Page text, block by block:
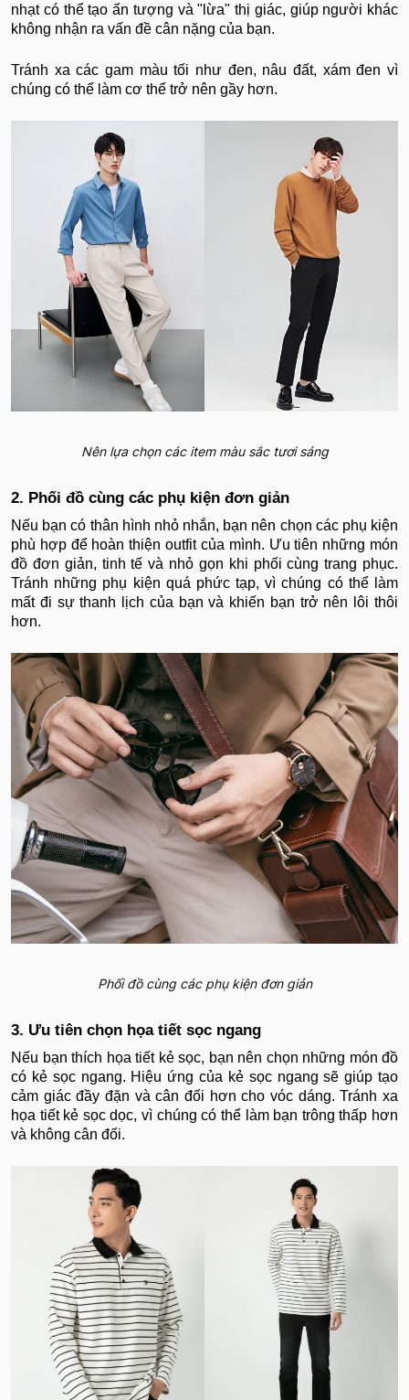
nhạt có thể tạo ấn tượng và "lừa" thị giác, giúp người khác
không nhận ra vấn đề cân nặng của bạn.
Tránh xa các gam màu tối như đen, nâu đất, xám đen vì
chúng có thể làm cơ thể trở nên gầy hơn.
Nên lựa chọn các item màu sắc tươi sáng
2. Phối đồ cùng các phụ kiện đơn giản
Nếu bạn có thân hình nhỏ nhắn, bạn nên chọn các phụ kiện
phù hợp để hoàn thiện outfit của mình. Ưu tiên những món
đồ đơn giản, tinh tế và nhỏ gọn khi phối cùng trang phục.
Tránh những phụ kiện quá phức tạp, vì chúng có thể làm
mất đi sự thanh lịch của bạn và khiến bạn trở nên lôi thôi
hơn.
Phối đồ cùng các phụ kiện đơn giản
3. Ưu tiên chọn họa tiết sọc ngang
Nếu bạn thích họa tiết kẻ sọc, bạn nên chọn những món đồ
có kẻ sọc ngang. Hiệu ứng của kẻ sọc ngang sẽ giúp tạo
cảm giác đầy đặn và cân đối hơn cho vóc dáng. Tránh xa
họa tiết kẻ sọc dọc, vì chúng có thể làm bạn trông thấp hơn
và không cân đối.